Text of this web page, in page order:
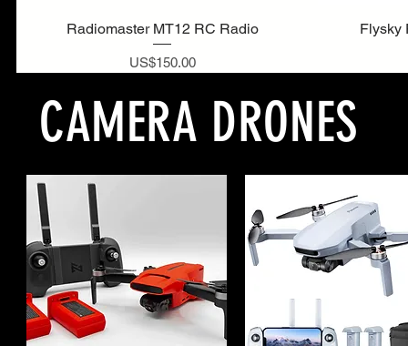
Radiomaster MT12 RC Radio
ราคา
US$150.00
Flysky
CAMERA DRONES